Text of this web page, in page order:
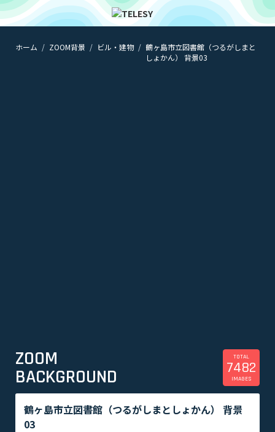
ホーム
ニュース
ホーム ZOOM背景 ビル・建物
鶴ヶ島市立図書館（つるがしまと
しょかん） 背景03
ZOOM
BACKGROUND
TOTAL
7482
IMAGES
鶴ヶ島市立図書館（つるがしまとしょかん） 背景
03